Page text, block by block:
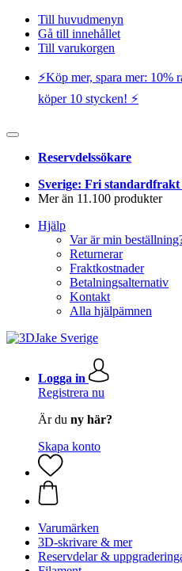
Till huvudmenyn
Gå till innehållet
Till varukorgen
⚡️Köp mer, spara mer: 10%
köper 10 stycken! ⚡️
Reservdelssökare
Sverige: Fri standardfrakt
Mer än 11.100 produkter
Hjälp
Var är min
Returnerar
Fraktkostnader
Betalningsalternativ
Kontakt
Alla hjälpämnen
Logga in
Registrera nu
Är du ny här?
Skapa konto
Varumärken
3D-skrivare & mer
Reservdelar &